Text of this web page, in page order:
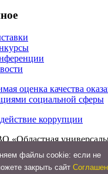
оценка качества
социальной сферы
коррупции
«Областная
файлы cookie: если не
закрыть сайт